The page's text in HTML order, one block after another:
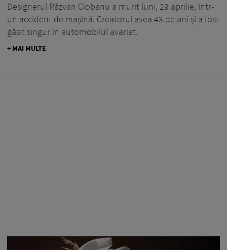
Designerul Răzvan Ciobanu a murit luni, 29 aprilie, într-
un accident de mașină. Creatorul avea 43 de ani și a fost
găsit singur în automobilul avariat.
+ MAI MULTE